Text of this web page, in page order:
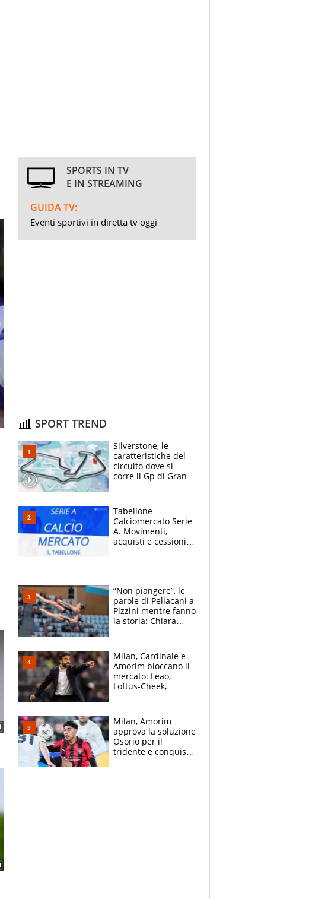
SPORTS IN TV
E IN STREAMING
GUIDA TV:
Eventi sportivi in diretta tv oggi
SPORT TREND
Silverstone, le
caratteristiche del
circuito dove si
corre il Gp di Gran
Tabellone
Calciomercato Serie
A. Movimenti,
acquisti e cessioni:
“Non piangere”, le
parole di Pellacani a
Pizzini mentre fanno
la storia: Chiara
Milan, Cardinale e
Amorim bloccano il
mercato: Leao,
Loftus-Cheek,
Soulè e Osorio nel
mirino
Milan, Amorim
approva la soluzione
Osorio per il
tridente e conquista